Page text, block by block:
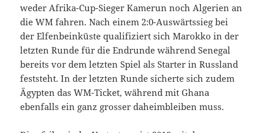
weder Afrika-Cup-Sieger Kamerun noch Algerien an
die WM fahren. Nach einem 2:0-Auswärtssieg bei
der Elfenbeinküste qualifiziert sich Marokko in der
letzten Runde für die Endrunde während Senegal
bereits vor dem letzten Spiel als Starter in Russland
feststeht. In der letzten Runde sicherte sich zudem
Ägypten das WM-Ticket, während mit Ghana
ebenfalls ein ganz grosser daheimbleiben muss.